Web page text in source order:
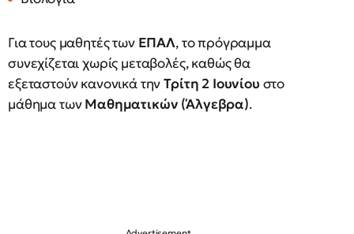
Για τους μαθητές των ΕΠΑΛ, το πρόγραμμα
συνεχίζεται χωρίς μεταβολές, καθώς θα
εξεταστούν κανονικά τηνΤρίτη 2 Ιουνίου στο
μάθημα τωνΜαθηματικών (Άλγεβρα).